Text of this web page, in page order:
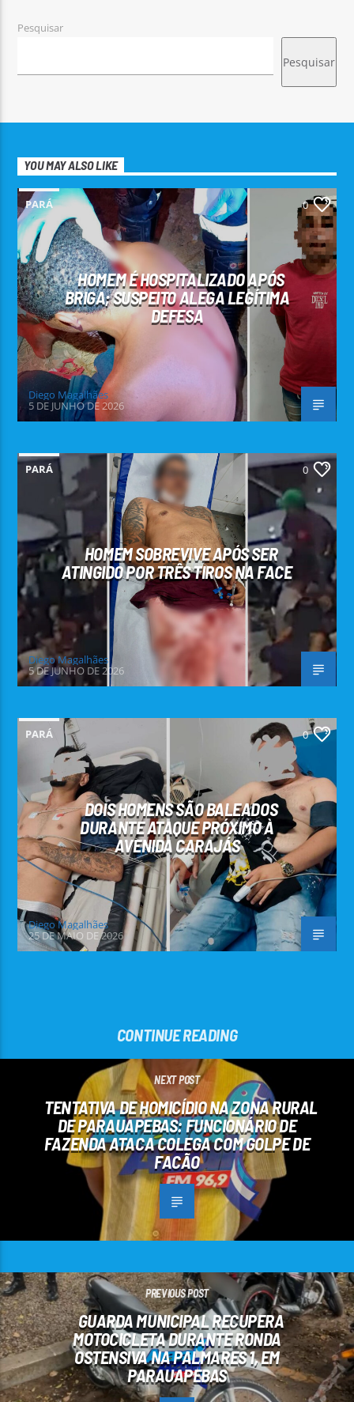
Pesquisar
Pesquisar
YOU MAY ALSO LIKE
PARÁ 0
HOMEM É HOSPITALIZADO APÓS
BRIGA; SUSPEITO ALEGA LEGÍTIMA
DEFESA
Diego Magalhães
5 DE JUNHO DE 2026
PARÁ 0
HOMEM SOBREVIVE APÓS SER
ATINGIDO POR TRÊS TIROS NA FACE
Diego Magalhães
5 DE JUNHO DE 2026
PARÁ 0
DOIS HOMENS SÃO BALEADOS
DURANTE ATAQUE PRÓXIMO À
AVENIDA CARAJÁS
Diego Magalhães
25 DE MAIO DE 2026
CONTINUE READING
NEXT POST
TENTATIVA DE HOMICÍDIO NA ZONA RURAL
DE PARAUAPEBAS: FUNCIONÁRIO DE
FAZENDA ATACA COLEGA COM GOLPE DE
FACÃO
PREVIOUS POST
GUARDA MUNICIPAL RECUPERA
MOTOCICLETA DURANTE RONDA
OSTENSIVA NA PALMARES 1, EM
PARAUAPEBAS